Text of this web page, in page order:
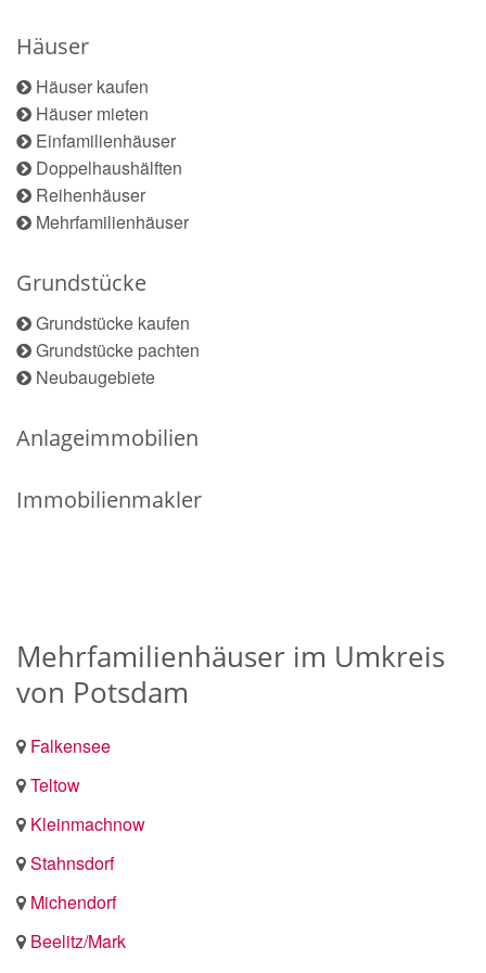
Häuser
Häuser kaufen
Häuser mieten
Einfamilienhäuser
Doppelhaushälften
Reihenhäuser
Mehrfamilienhäuser
Grundstücke
Grundstücke kaufen
Grundstücke pachten
Neubaugebiete
Anlageimmobilien
Immobilienmakler
Mehrfamilienhäuser im Umkreis
von Potsdam
Falkensee
Teltow
Kleinmachnow
Stahnsdorf
Michendorf
Beelitz/Mark